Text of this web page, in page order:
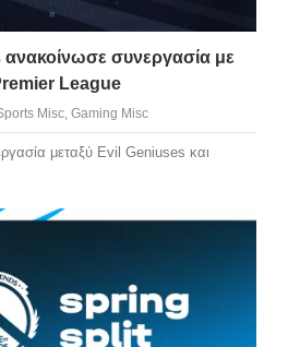
συνεργασία με
League
Misc, Gaming Misc
μεταξύ Evil Geniuses και